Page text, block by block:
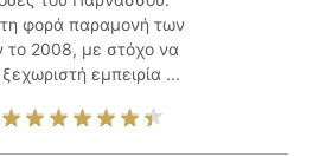
φορά παραμονή των
το 2008, με στόχο να
εμπειρία ...